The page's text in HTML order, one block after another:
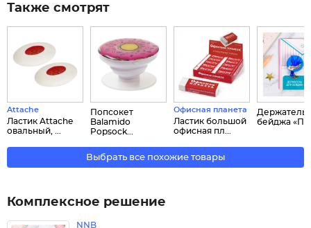
Также смотрят
Attache
Ластик Attache
овальный, ...
Попсокет
Balamido
Popsock...
Офисная планета
Ластик большой
офисная пл...
Держатель
бейджа
Выбрать все похожие товары
Комплексное решение
NNB